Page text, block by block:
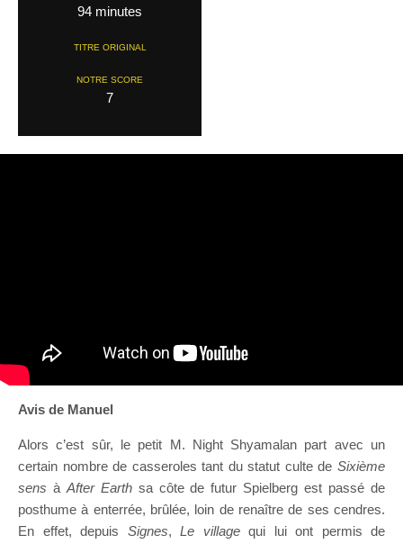
94 minutes
TITRE ORIGINAL
NOTRE SCORE
7
Avis de Manuel
Alors c’est sûr, le petit M. Night Shyamalan part avec un
certain nombre de casseroles tant du statut culte de Sixième
sens à After Earthsa côte de futur Spielberg est passé de
posthume à enterrée, brûlée, loin de renaître de ses cendres.
En effet, depuis Signes, Le village qui lui ont permis de